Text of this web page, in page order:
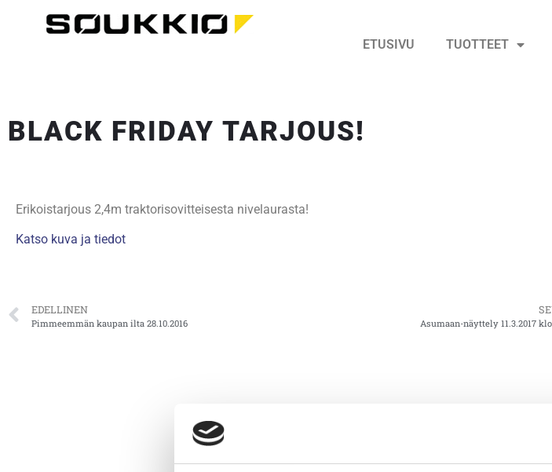
ETUSIVU TUOTTEET
BLACK FRIDAY TARJOUS!
Erikoistarjous 2,4m traktorisovitteisesta nivelaurasta!
Katso kuva ja tiedot
EDELLINEN
Pimmeemmän kaupan ilta 28.10.2016 Asumaan-näyttely 11.3.2017